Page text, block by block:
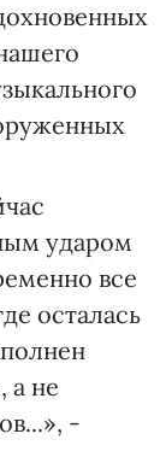
ударом
все
осталась
а не
-